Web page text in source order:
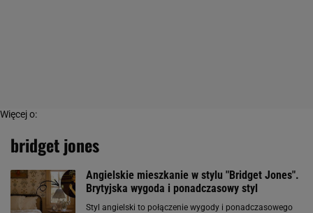
Więcej o:
bridget jones
Angielskie mieszkanie w stylu "Bridget Jones".
Brytyjska wygoda i ponadczasowy styl
Styl angielski to połączenie wygody i ponadczasowego